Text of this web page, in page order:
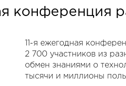
конференция
11-я ежегодная
2 700 участников из
обмен знаниями о
тысячи и миллионы